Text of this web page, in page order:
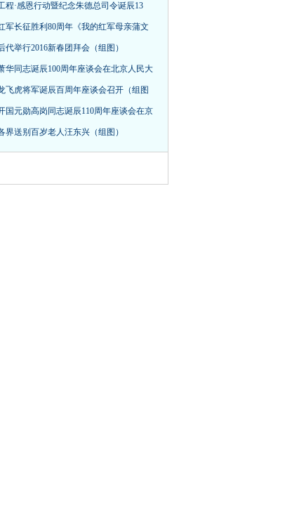
程·感恩行动暨纪念朱德总司令诞辰13
军长征胜利80周年《我的红军母亲蒲文
代举行2016新春团拜会（组图）
华同志诞辰100周年座谈会在北京人民大
飞虎将军诞辰百周年座谈会召开（组图
国元勋高岗同志诞辰110周年座谈会在京
界送别百岁老人汪东兴（组图）